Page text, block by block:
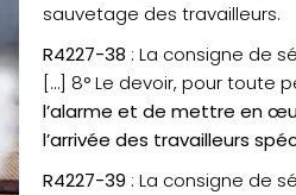
sauvetage des travailleurs.
R4227-38 : La consigne de
[…] 8° Le devoir, pour toute
l’alarme et de mettre en
l’arrivée des travailleurs
R4227-39 : La consigne de